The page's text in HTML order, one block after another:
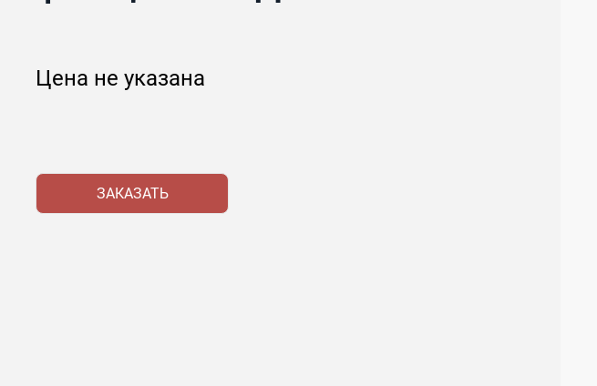
Цена не указана
ЗАКАЗАТЬ